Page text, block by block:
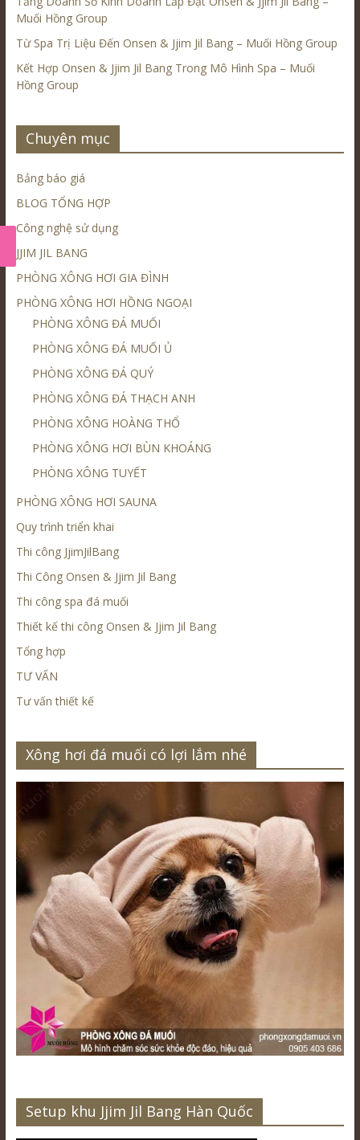
Muối Hồng Group
Từ Spa Trị Liệu Đến Onsen & Jjim Jil Bang – Muối Hồng Group
Kết Hợp Onsen & Jjim Jil Bang Trong Mô Hình Spa – Muối
Hồng Group
Chuyên mục
Bảng báo giá
BLOG TỔNG HỢP
Công nghệ sử dụng
JJIM JIL BANG
PHÒNG XÔNG HƠI GIA ĐÌNH
PHÒNG XÔNG HƠI HỒNG NGOẠI
PHÒNG XÔNG ĐÁ MUỐI
PHÒNG XÔNG ĐÁ MUỐI Ủ
PHÒNG XÔNG ĐÁ QUÝ
PHÒNG XÔNG ĐÁ THẠCH ANH
PHÒNG XÔNG HOÀNG THỔ
PHÒNG XÔNG HƠI BÙN KHOÁNG
PHÒNG XÔNG TUYẾT
PHÒNG XÔNG HƠI SAUNA
Quy trình triển khai
Thi công JjimJilBang
Thi Công Onsen & Jjim Jil Bang
Thi công spa đá muối
Thiết kế thi công Onsen & Jjim Jil Bang
Tổng hợp
TƯ VẤN
Tư vấn thiết kế
Xông hơi đá muối có lợi lắm nhé
Setup khu Jjim Jil Bang Hàn Quốc